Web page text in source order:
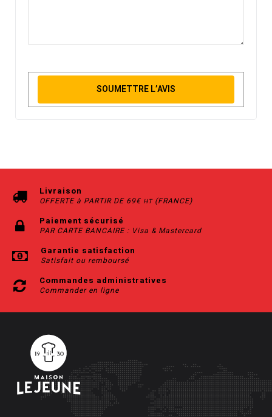
SOUMETTRE L’AVIS
Livraison
OFFERTE à PARTIR DE 69€ HT(FRANCE)
Paiement sécurisé
PAR CARTE BANCAIRE : Visa & Mastercard
Garantie satisfaction
Satisfait ou remboursé
Commandes administratives
Commander en ligne